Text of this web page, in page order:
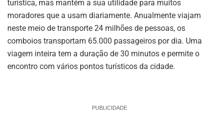
turística, mas mantém a sua utilidade para muitos
moradores que a usam diariamente. Anualmente viajam
neste meio de transporte 24 milhões de pessoas, os
comboios transportam 65.000 passageiros por dia. Uma
viagem inteira tem a duração de 30 minutos e permite o
encontro com vários pontos turísticos da cidade.
PUBLICIDADE